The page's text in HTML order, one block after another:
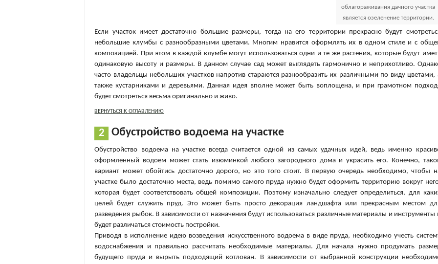
облагораживания дачного участка
является озеленение территории.
Если участок имеет достаточно большие размеры, тогда на его территории прекрасно будут
небольшие клумбы с разнообразными цветами. Многим нравится оформлять их в одном стиле и с
композицией. При этом в каждой клумбе могут использоваться одни и те же растения, которые будут
одинаковую высоту и размеры. В данном случае сад может выглядеть гармонично и неприхотливо.
часто владельцы небольших участков напротив стараются разнообразить их различными по виду цветами,
также кустарниками и деревьями. Данная идея вполне может быть воплощена, и при грамотном
будет смотреться весьма оригинально и живо.
ВЕРНУТЬСЯ К ОГЛАВЛЕНИЮ
Обустройство водоема на участке
Обустройство водоема на участке всегда считается одной из самых удачных идей, ведь именно
оформленный водоем может стать изюминкой любого загородного дома и украсить его. Конечно,
вариант может обойтись достаточно дорого, но это того стоит. В первую очередь необходимо, чтобы
участке было достаточно места, ведь помимо самого пруда нужно будет оформить территорию вокруг
которая будет соответствовать общей композиции. Поэтому изначально следует определиться, для
целей будет служить пруд. Это может быть просто декорация ландшафта или прекрасным местом
разведения рыбок. В зависимости от назначения будут использоваться различные материалы и инструменты
будет различаться стоимость постройки.
Приводя в исполнение идею возведения искусственного водоема в виде пруда, необходимо учесть
водоснабжения и правильно рассчитать необходимые материалы. Для начала нужно продумать
будущего пруда и вырыть подходящий котлован. В зависимости от выбранной конструкции